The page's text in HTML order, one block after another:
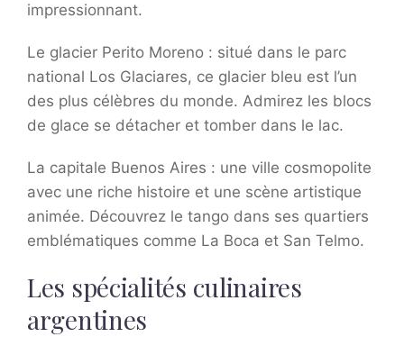
impressionnant.
Le glacier Perito Moreno : situé dans le parc
national Los Glaciares, ce glacier bleu est l’un
des plus célèbres du monde. Admirez les blocs
de glace se détacher et tomber dans le lac.
La capitale Buenos Aires : une ville cosmopolite
avec une riche histoire et une scène artistique
animée. Découvrez le tango dans ses quartiers
emblématiques comme La Boca et San Telmo.
Les spécialités culinaires
argentines